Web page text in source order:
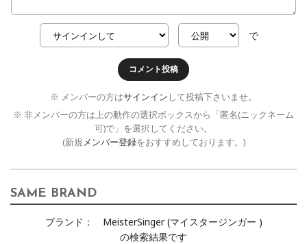
で
コメント投稿
※ メンバーの方はサインイン して投稿下さいませ。
※ 非メンバーの方は上の動作の選択ボックスから「匿名(ニックネーム
可)で」を選択してください。
(新規メンバー登録をおすすめしております。)
SAME BRAND
ブランド：
MeisterSinger (マイスタージンガー )
の検索結果です